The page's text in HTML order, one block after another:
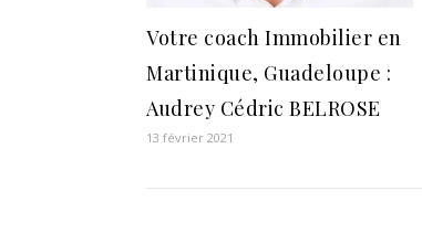
Votre coach Immobilier en
Martinique, Guadeloupe :
Audrey Cédric BELROSE
13 février 2021